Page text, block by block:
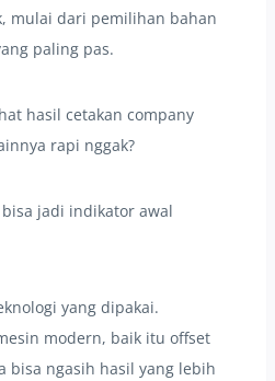
mulai dari pemilihan bahan
paling pas.
hasil cetakan company
rapi nggak?
jadi indikator awal
yang dipakai.
modern, baik itu offset
bisa ngasih hasil yang lebih